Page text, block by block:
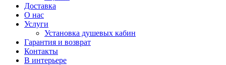
Доставка
О нас
Услуги
Установка душевых кабин
Гарантия и возврат
Контакты
В интерьере